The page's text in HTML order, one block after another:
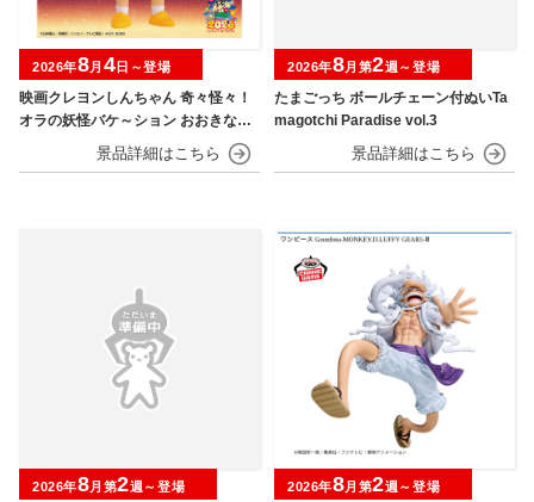
映画クレヨンしんちゃん 奇々怪々！
オラの妖怪バケ～ション おおきなSO
FVIMATES～野原しんのすけ～
2026年8月 4日～登場
たまごっち ボールチェーン付ぬいTa
magotchi Paradise vol.3
2026年8月第2週～登場
2026年8月第2週～登場 2026年8月第2週～登場